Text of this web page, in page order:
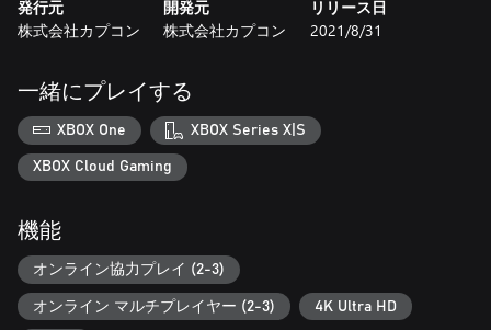
※追加ムービーは OPTION ＞ CUTSCENE CUSTOMIZEで変更可
能です。
本商品にパックされている「DMC5 - プレイヤーバージル」は
別売りの単品販売商品と同じものです。
重複購入にご注意ください。
※「Devil May Cry 5」を既に購入されている方は本商品に既に
含まれておりますので、重複購入にご注意ください。
発行元
株式会社カプコン
開発元
株式会社カプコン
リリース日
2021/8/31
一緒にプレイする
XBOX One XBOX Series X|S
XBOX Cloud Gaming
機能
オンライン協力プレイ (2-3)
オンライン マルチプレイヤー (2-3) 4K Ultra HD